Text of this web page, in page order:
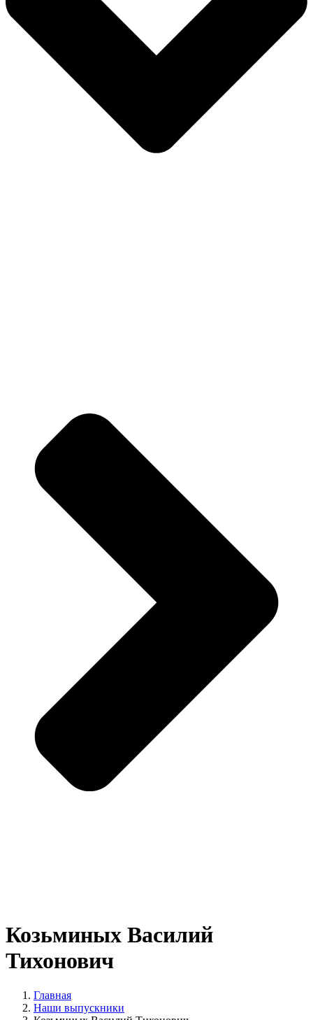
Козьминых Василий
Тихонович
Главная
Наши выпускники